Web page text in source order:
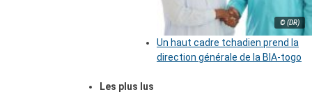
© (DR)
Un haut cadre tchadien prend la
direction générale de la BIA-togo
Les plus lus